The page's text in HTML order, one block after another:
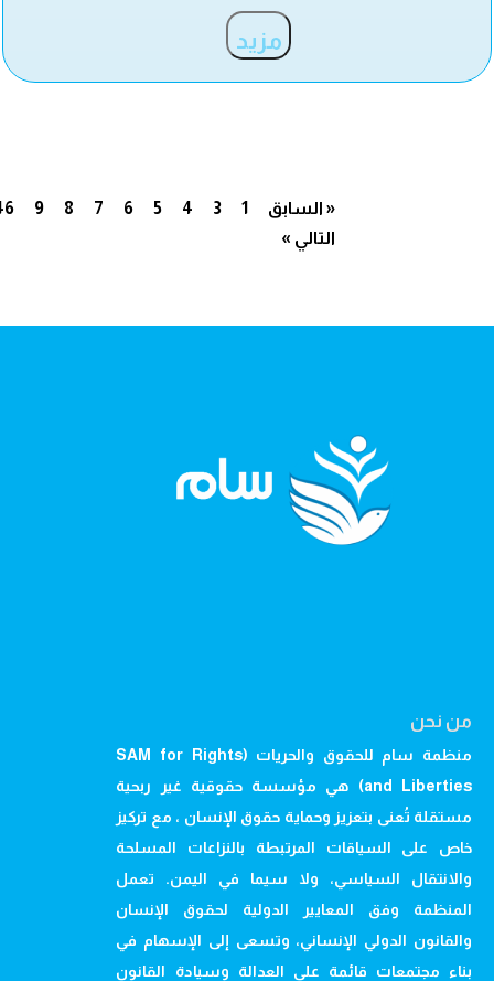
مزيد
« السابق 1
3
4
5
6
7
8
9
التالي »
من نحن
منظمة سام للحقوق والحريات (SAM for Rights
and Liberties) هي مؤسسة حقوقية غير ربحية
مستقلة تُعنى بتعزيز وحماية حقوق الإنسان ، مع تركيز
خاص على السياقات المرتبطة بالنزاعات المسلحة
والانتقال السياسي، ولا سيما في اليمن. تعمل
المنظمة وفق المعايير الدولية لحقوق الإنسان
والقانون الدولي الإنساني، وتسعى إلى الإسهام في
بناء مجتمعات قائمة على العدالة وسيادة القانون